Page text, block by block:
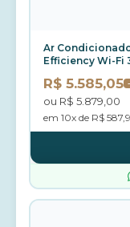
Ar
Efficiency Wi-Fi
R$ 5.585,05
ou R$ 5.879,00
em 10x de R$